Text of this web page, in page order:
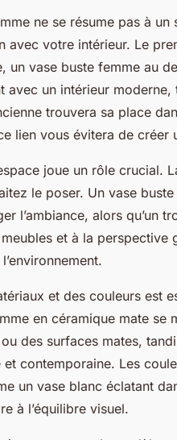
ne se résume pas à
avec votre intérieur. Le
un vase buste femme au
avec un intérieur
trouvera sa place
lien vous évitera de créer
joue un rôle
le poser. Un vase
l’ambiance, alors qu’un
et à la
et des couleurs est
en céramique mate se
des surfaces mates,
et contemporaine. Les
un vase blanc éclatant
à l’équilibre visuel.